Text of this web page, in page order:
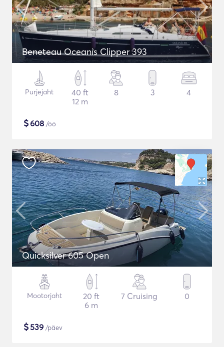
Beneteau Oceanis Clipper 393
Purjejaht
40 ft
12 m
8 3 4
$608 /öö
Quicksilver 605 Open
Mootorjaht
20 ft
6 m
7 Cruising 0
$539 /päev